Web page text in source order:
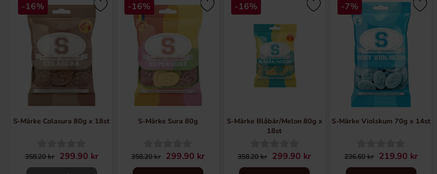
-16%
S-Märke Colasura 80g x 18st
358.20 kr 299.90 kr
-16%
S-Märke Sura 80g
358.20 kr 299.90 kr
-16%
S-Märke Blåbär/Melon 80g x
18st
358.20 kr 299.90 kr
-7%
S-Märke Violskum 70g x 14st
236.60 kr 219.90 kr